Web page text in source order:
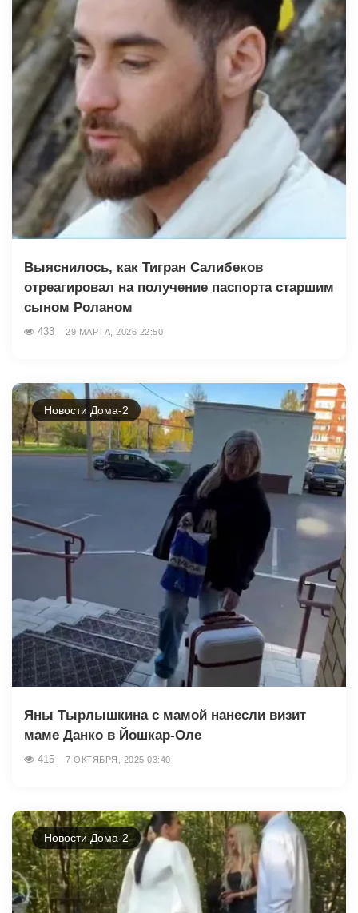
Выяснилось, как Тигран Салибеков
отреагировал на получение паспорта старшим
сыном Роланом
433 29 МАРТА, 2026 22:50
Новости Дома-2
Яны Тырлышкина с мамой нанесли визит
маме Данко в Йошкар-Оле
415 7 ОКТЯБРЯ, 2025 03:40
Новости Дома-2